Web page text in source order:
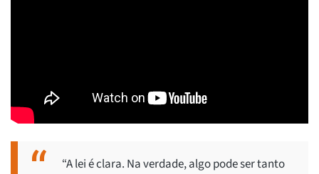
“A lei é clara. Na verdade, algo pode ser tanto